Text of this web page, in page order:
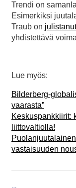
Trendi on
Esimerkiksi
Traub on julistanut
yhdistettävä
Lue myös:
Bilderberg-
vaarasta”
Keskuspankkiirit:
liittovaltiolla!
vastaisuuden